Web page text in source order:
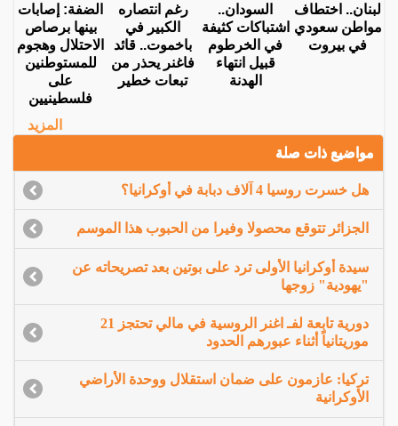
لبنان.. اختطاف
مواطن سعودي
في بيروت
السودان..
اشتباكات كثيفة
في الخرطوم
قبيل انتهاء
الهدنة
رغم انتصاره
الكبير في
باخموت.. قائد
فاغنر يحذر من
تبعات خطير
الضفة: إصابات
بينها برصاص
الاحتلال وهجوم
للمستوطنين
على
فلسطينيين
المزيد
مواضيع ذات صلة
هل خسرت روسيا 4 آلاف دبابة في أوكرانيا؟
الجزائر تتوقع محصولا وفيرا من الحبوب هذا الموسم
سيدة أوكرانيا الأولى ترد على بوتين بعد تصريحاته عن
"يهودية" زوجها
دورية تابعة لفـ اغنر الروسية في مالي تحتجز 21
موريتانياً أثناء عبورهم الحدود
تركيا: عازمون على ضمان استقلال ووحدة الأراضي
الأوكرانية